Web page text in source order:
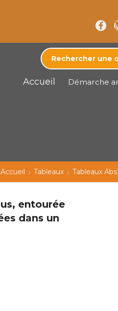
Accueil Démarche
Accueil Tableaux Tableaux